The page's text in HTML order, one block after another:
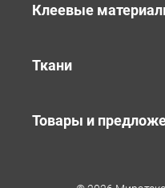
Клеевые
Ткани
Товары и